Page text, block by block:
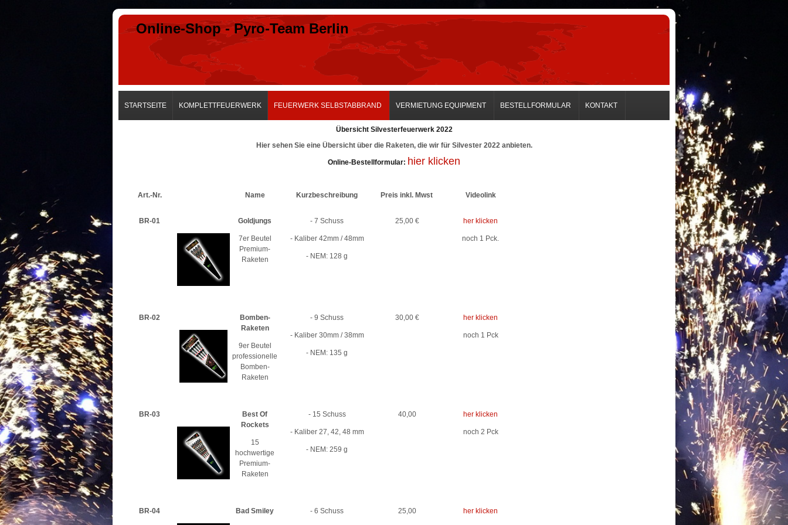
Online-Shop - Pyro-Team Berlin
STARTSEITE KOMPLETTFEUERWERK FEUERWERK SELBSTABBRAND VERMIETUNG EQUIPMENT BESTELLFORMULAR KONTAKT
Übersicht Silvesterfeuerwerk 2022
Hier sehen Sie eine Übersicht über die Raketen, die wir für Silvester 2022 anbieten.
Online-Bestellformular: hier klicken
Art.-Nr. Name Kurzbeschreibung Preis inkl. Mwst Videolink
BR-01 Goldjungs
7er Beutel
Premium-
Raketen
- 7 Schuss
- Kaliber 42mm / 48mm
- NEM: 128 g
25,00 € her klicken
noch 1 Pck.
BR-02
Bomben-
Raketen
9er Beutel
professionelle
Bomben-
Raketen
- 9 Schuss
- Kaliber 30mm / 38mm
- NEM: 135 g
30,00 € her klicken
noch 1 Pck
BR-03
Best Of
Rockets
15
hochwertige
Premium-
Raketen
- 15 Schuss
- Kaliber 27, 42, 48 mm
- NEM: 259 g
40,00 her klicken
noch 2 Pck
BR-04 Bad Smiley - 6 Schuss 25,00 her klicken